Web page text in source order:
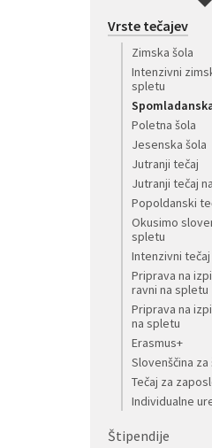
Vrste tečajev
Zimska šola
Intenzivni
spletu
Poletna šola
Jesenska šola
Jutranji tečaj
Jutranji tečaj
Popoldanski
Okusimo
spletu
Intenzivni
Priprava na
ravni na spletu
Priprava na
na spletu
Erasmus+
Slovenščina
Tečaj za
Individualne
Štipendije